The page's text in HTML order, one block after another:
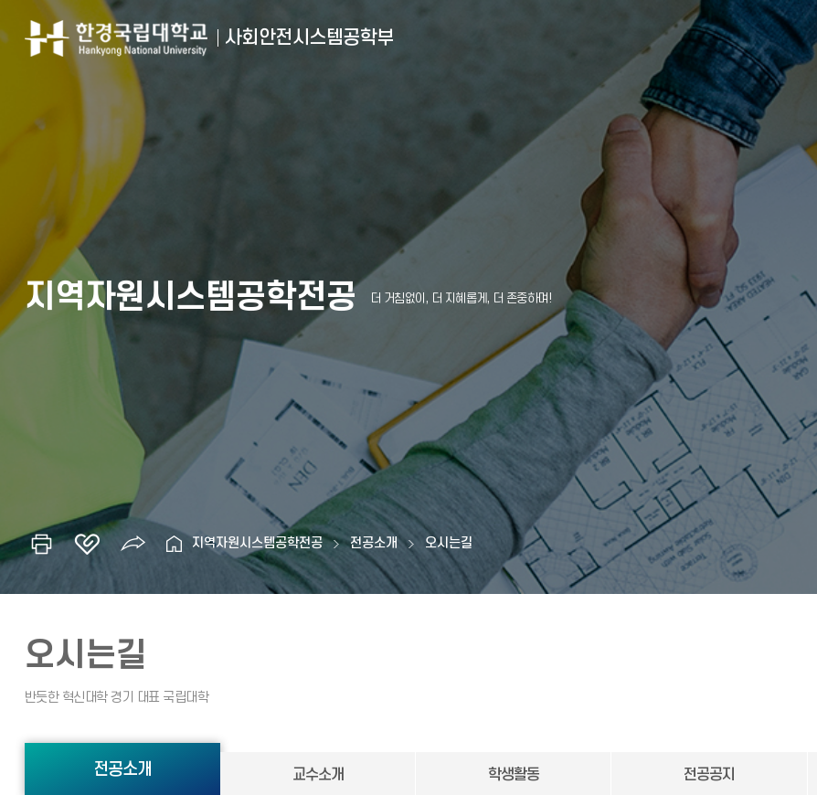
사회안전시스템공학부
지역자원시스템공학전공
지역자원시스템공학전공 전공소개 오시는길
오시는길
전공소개 교수소개 학생활동 전공공지